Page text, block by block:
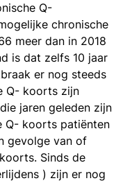
Q-
chronische
meer dan in 2018
is dat zelfs 10 jaar
er nog steeds
Q- koorts zijn
jaren geleden zijn
Q- koorts patiënten
gevolge van of
Sinds de
) zijn er nog